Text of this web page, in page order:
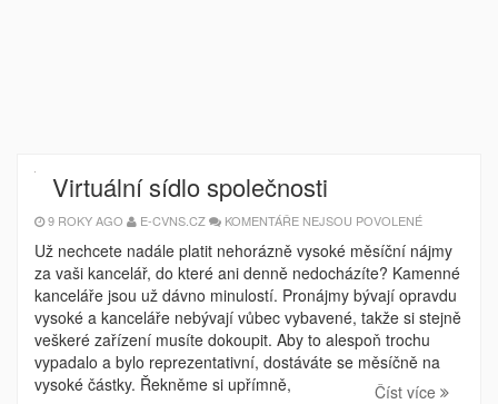
Virtuální sídlo společnosti
9 ROKY AGO E-CVNS.CZ KOMENTÁŘE NEJSOU POVOLENÉU
S
NÁZVEM
VIRTUÁLNÍ
SÍDLO
Už nechcete nadále platit nehorázně vysoké měsíční nájmy
za vaši kancelář, do které ani denně nedocházíte? Kamenné
kanceláře jsou už dávno minulostí. Pronájmy bývají opravdu
vysoké a kanceláře nebývají vůbec vybavené, takže si stejně
veškeré zařízení musíte dokoupit. Aby to alespoň trochu
vypadalo a bylo reprezentativní, dostáváte se měsíčně na
vysoké částky. Řekněme si upřímně,
Číst více